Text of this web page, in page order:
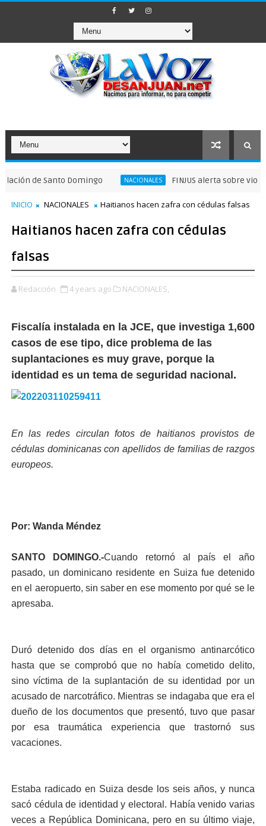
Santo Domingo NACIONALES FINJUS alerta sobre violaciones
INICIO NACIONALES Haitianos hacen zafra con cédulas falsas
Haitianos hacen zafra con cédulas
falsas
Redacción 4 years ago NACIONALES,
Fiscalía instalada en la JCE, que investiga 1,600
casos de ese tipo, dice problema de las
suplantaciones es muy grave, porque la
identidad es un tema de seguridad nacional.
En las redes circulan fotos de haitianos provistos de
cédulas dominicanas con apellidos de familias de razgos
europeos.
Por: Wanda Méndez
SANTO DOMINGO.-Cuando retornó al país el año
pasado, un dominicano residente en Suiza fue detenido
en el aeropuerto, sin saber en ese momento por qué se le
apresaba.
Duró detenido dos días en el organismo antinarcótico
hasta que se comprobó que no había cometido delito,
sino víctima de la suplantación de su identidad por un
acusado de narcotráfico. Mientras se indagaba que era el
dueño de los documentos que presentó, tuvo que pasar
por esa traumática experiencia que trastornó sus
vacaciones.
Estaba radicado en Suiza desde los seis años, y nunca
sacó cédula de identidad y electoral. Había venido varias
veces a República Dominicana, pero en su último viaje,